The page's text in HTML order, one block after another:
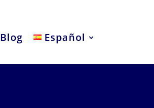
Blog Español